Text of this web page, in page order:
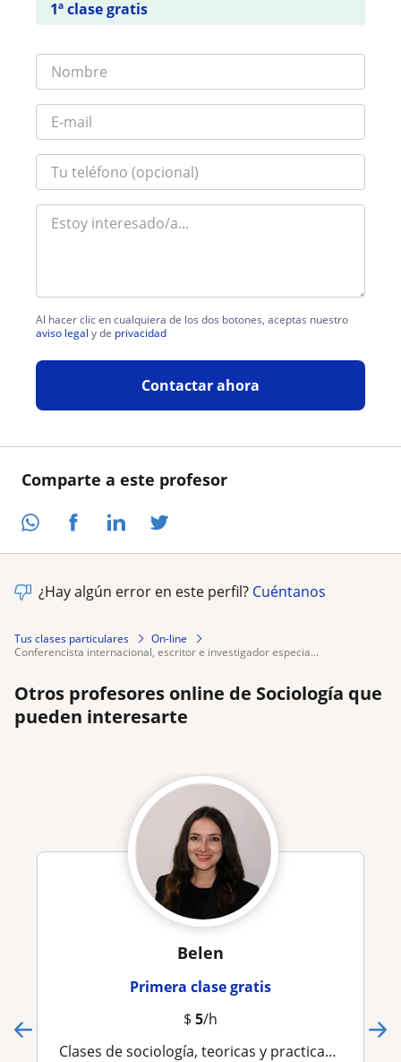
Comparte a este profesor
1ª clase gratis
Al hacer clic en cualquiera de los dos botones, aceptas nuestro
aviso legal y de privacidad
Contactar ahora
¿Hay algún error en este perfil? Cuéntanos
Tus clases particulares
On-line
conferencista internacional, escritor e investigador especia...
Otros profesores online de Sociología que
pueden interesarte
Belen
Primera clase gratis
$ 5/h
Clases de sociología, teoricas y practicas (Proyectos - Manejo de Estadistica)